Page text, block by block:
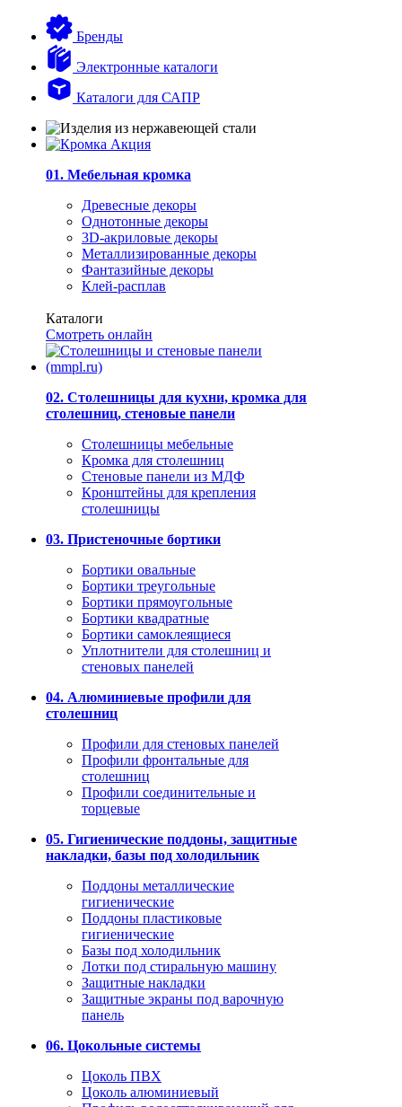
Бренды
Электронные каталоги
Каталоги для САПР
01. Мебельная кромка
Древесные декоры
Однотонные декоры
3D-акриловые декоры
Металлизированные декоры
Фантазийные декоры
Клей-расплав
Каталоги
Смотреть онлайн
02. Столешницы для кухни, кромка для
столешниц, стеновые панели
Столешницы мебельные
Кромка для столешниц
Стеновые панели из МДФ
Кронштейны для крепления
столешницы
03. Пристеночные бортики
Бортики овальные
Бортики треугольные
Бортики прямоугольные
Бортики квадратные
Бортики самоклеящиеся
Уплотнители для столешниц и
стеновых панелей
04. Алюминиевые профили для
столешниц
Профили для стеновых панелей
Профили фронтальные для
столешниц
Профили соединительные и
торцевые
05. Гигиенические поддоны, защитные
накладки, базы под холодильник
Поддоны металлические
гигиенические
Поддоны пластиковые
гигиенические
Базы под холодильник
Лотки под стиральную машину
Защитные накладки
Защитные экраны под варочную
панель
06. Цокольные системы
Цоколь ПВХ
Цоколь алюминиевый